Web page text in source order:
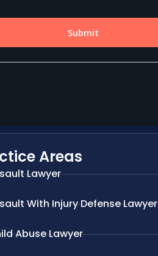
Areas
Lawyer
With Injury Defense Lawyer
Abuse Lawyer